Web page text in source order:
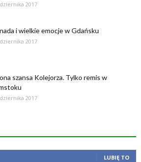
2017
i wielkie emocje w Gdańsku
2017
szansa Kolejorza. Tylko remis w
2017
LUBIĘ TO